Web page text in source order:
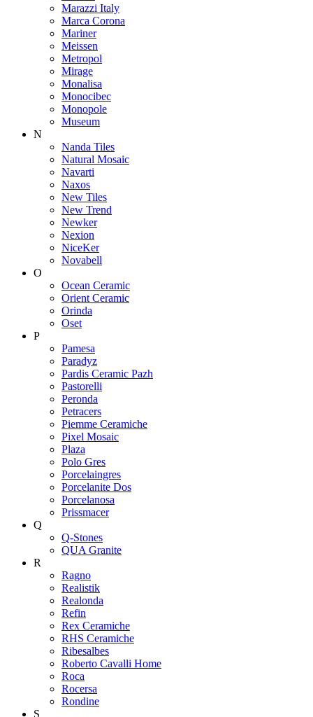
Marazzi Italy
Marca Corona
Mariner
Meissen
Metropol
Mirage
Monalisa
Monocibec
Monopole
Museum
N
Nanda Tiles
Natural Mosaic
Navarti
Naxos
New Tiles
New Trend
Newker
Nexion
NiceKer
Novabell
O
Ocean Ceramic
Orient Ceramic
Orinda
Oset
P
Pamesa
Paradyz
Pardis Ceramic Pazh
Pastorelli
Peronda
Petracers
Piemme Ceramiche
Pixel Mosaic
Plaza
Polo Gres
Porcelaingres
Porcelanite Dos
Porcelanosa
Prissmacer
Q
Q-Stones
QUA Granite
R
Ragno
Realistik
Realonda
Refin
Rex Ceramiche
RHS Ceramiche
Ribesalbes
Roberto Cavalli Home
Roca
Rocersa
Rondine
S